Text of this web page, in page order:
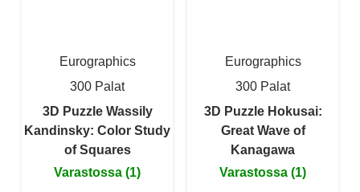
Eurographics
300 Palat
3D Puzzle Wassily
Kandinsky: Color Study
of Squares
Varastossa (1)
Eurographics
300 Palat
3D Puzzle Hokusai:
Great Wave of
Kanagawa
Varastossa (1)